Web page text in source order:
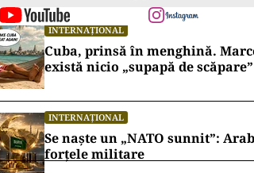
INTERNAȚIONAL
Cuba, prinsă în menghină.
există nicio „supapă de scăpare”
INTERNAȚIONAL
Se naște un „NATO sunnit”:
forțele militare